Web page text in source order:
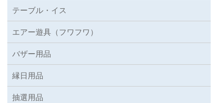
テーブル・イス
エアー遊具（フワフワ）
バザー用品
縁日用品
抽選用品